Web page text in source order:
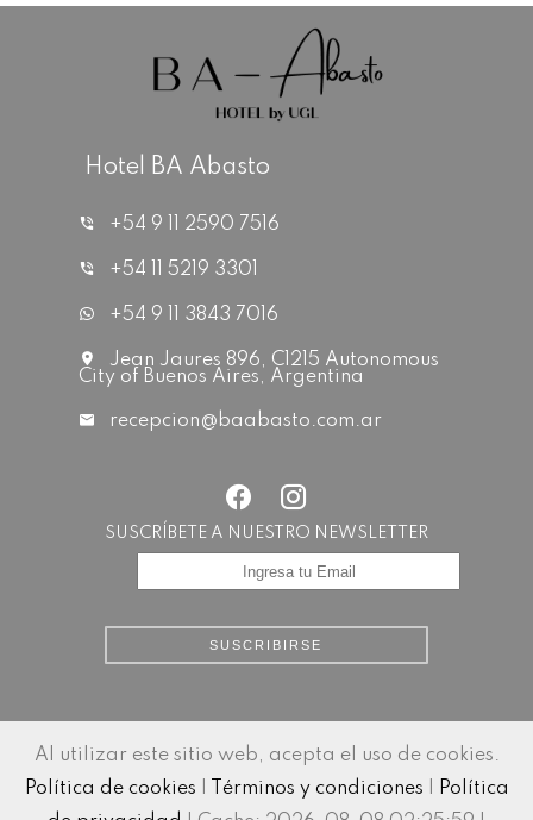
Hotel BA Abasto
+54 9 11 2590 7516
+54 11 5219 3301
+54 9 11 3843 7016
Jean Jaures 896, C1215 Autonomous
City of Buenos Aires, Argentina
recepcion@baabasto.com.ar
SUSCRÍBETE A NUESTRO NEWSLETTER
SUSCRIBIRSE
Al utilizar este sitio web, acepta el uso de cookies.
Política de cookies | Términos y condiciones | Política